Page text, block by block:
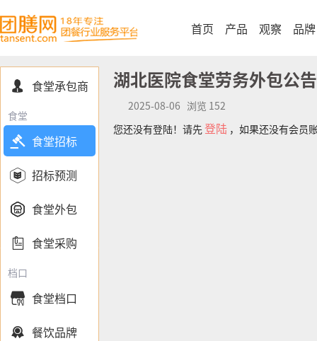
首页 产品 观察 品牌
 食堂承包商
食堂
 食堂招标
 招标预测
 食堂外包
 食堂采购
档口
 食堂档口
 餐饮品牌
湖北医院食堂劳务外包公告
2025-08-06 浏览 152
您还没有登陆！请先 登陆 ，如果还没有会员